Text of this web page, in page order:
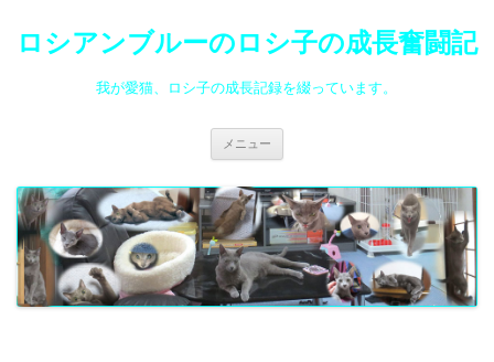
ロシアンブルーのロシ子の成長奮闘記
我が愛猫、ロシ子の成長記録を綴っています。
メニュー
ツ
へ
ス
キ
ッ
プ